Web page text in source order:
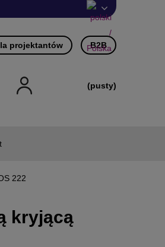
projektantów B2B
(pusty)
222
kryjącą